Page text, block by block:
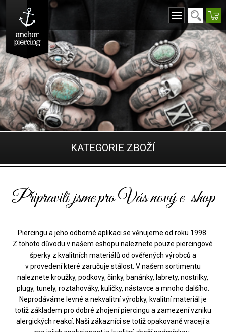
KATEGORIE ZBOŽÍ
Připravili jsme pro Vás nový e-shop
Piercingu a jeho odborné aplikaci se věnujeme od roku 1998.
Z tohoto důvodu v našem eshopu naleznete pouze piercingové
šperky z kvalitních materiálů od ověřených výrobců a
v provedení které zaručuje stálost. V našem sortimentu
naleznete kroužky, podkovy, činky, banánky, labrety, nostrilky,
plugy, tunely, roztahováky, kuličky, nástavce a mnoho dalšího.
Neprodáváme levné a nekvalitní výrobky, kvalitní materiál je
totiž základem pro dobré zhojení piercingu a zamezení vzniku
alergických reakcí. Naši zákazníci se totiž opakovaně vracejí a